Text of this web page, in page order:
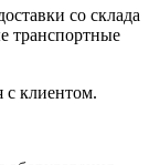
со склада
транспортные
с клиентом.